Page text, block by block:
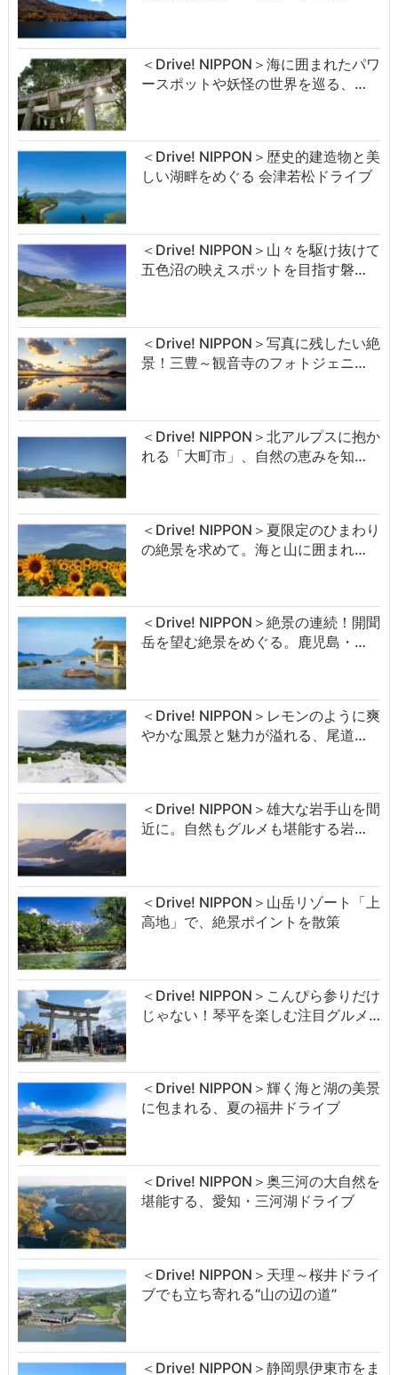
＜Drive! NIPPON＞海に囲まれたパワ
ースポットや妖怪の世界を巡る、…
＜Drive! NIPPON＞歴史的建造物と美
しい湖畔をめぐる 会津若松ドライブ
＜Drive! NIPPON＞山々を駆け抜けて
五色沼の映えスポットを目指す磐…
＜Drive! NIPPON＞写真に残したい絶
景！三豊～観音寺のフォトジェニ…
＜Drive! NIPPON＞北アルプスに抱か
れる「大町市」、自然の恵みを知…
＜Drive! NIPPON＞夏限定のひまわり
の絶景を求めて。海と山に囲まれ…
＜Drive! NIPPON＞絶景の連続！開聞
岳を望む絶景をめぐる。鹿児島・…
＜Drive! NIPPON＞レモンのように爽
やかな風景と魅力が溢れる、尾道…
＜Drive! NIPPON＞雄大な岩手山を間
近に。自然もグルメも堪能する岩…
＜Drive! NIPPON＞山岳リゾート「上
高地」で、絶景ポイントを散策
＜Drive! NIPPON＞こんぴら参りだけ
じゃない！琴平を楽しむ注目グルメ…
＜Drive! NIPPON＞輝く海と湖の美景
に包まれる、夏の福井ドライブ
＜Drive! NIPPON＞奥三河の大自然を
堪能する、愛知・三河湖ドライブ
＜Drive! NIPPON＞天理～桜井ドライ
ブでも立ち寄れる“山の辺の道”
＜Drive! NIPPON＞静岡県伊東市をま